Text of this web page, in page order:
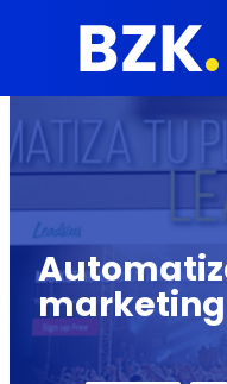
marketing